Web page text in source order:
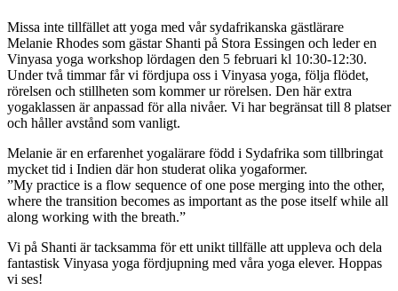
Missa inte tillfället att yoga med vår sydafrikanska gästlärare
Melanie Rhodes som gästar Shanti på Stora Essingen och leder en
Vinyasa yoga workshop lördagen den 5 februari kl 10:30-12:30.
Under två timmar får vi fördjupa oss i Vinyasa yoga, följa flödet,
rörelsen och stillheten som kommer ur rörelsen. Den här extra
yogaklassen är anpassad för alla nivåer. Vi har begränsat till 8 platser
och håller avstånd som vanligt.
Melanie är en erfarenhet yogalärare född i Sydafrika som tillbringat
mycket tid i Indien där hon studerat olika yogaformer.
”My practice is a flow sequence of one pose merging into the other,
where the transition becomes as important as the pose itself while all
along working with the breath.”
Vi på Shanti är tacksamma för ett unikt tillfälle att uppleva och dela
fantastisk Vinyasa yoga fördjupning med våra yoga elever. Hoppas
vi ses!